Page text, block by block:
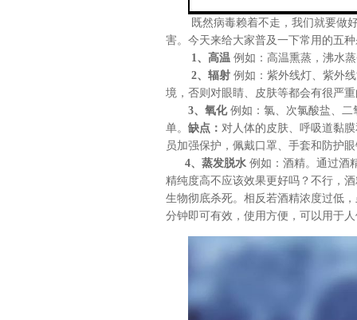
既然病毒赖着不走，我们就要做好
害。今天来给大家普及一下常用的五
1、高温 例如：高温熏蒸，沸水
2、辐射 例如：紫外线灯、紫外
境，否则对眼睛、皮肤等都会有很严
3、氧化例如：氯、次氯酸盐、二
单。 缺点： 对人体的皮肤、呼吸道黏
员加强保护，佩戴口罩、手套和防护
4、蒸发脱水 例如：酒精。通过酒
精纯度高不应该效果更好吗？不行，
生物彻底杀死。相反若酒精浓度过低
分钟即可有效，使用方便，可以用于